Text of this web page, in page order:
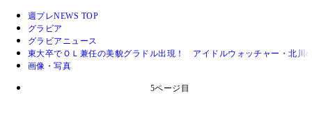
週プレNEWS TOP
グラビア
グラビアニュース
東大卒でＯＬ兼任の美貌グラドル出現！ アイドルウォッチャー・北川
画像・写真
5ページ目